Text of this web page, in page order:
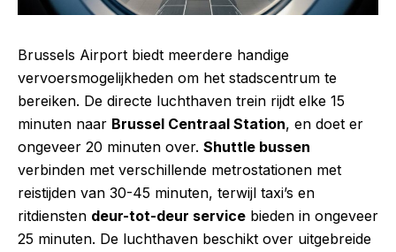
Brussels Airport biedt meerdere handige
vervoersmogelijkheden om het stadscentrum te
bereiken. De directe luchthaven trein rijdt elke 15
minuten naar Brussel Centraal Station, en doet er
ongeveer 20 minuten over. Shuttle bussen
verbinden met verschillende metrostationen met
reistijden van 30-45 minuten, terwijl taxi’s en
ritdiensten deur-tot-deur service bieden in ongeveer
25 minuten. De luchthaven beschikt over uitgebreide